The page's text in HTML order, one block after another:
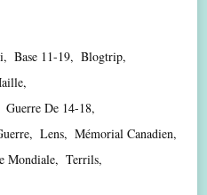
Base 11-19
Blogtrip
Guerre De 14-18
Lens
Mémorial Canadien
Mondiale
Terrils